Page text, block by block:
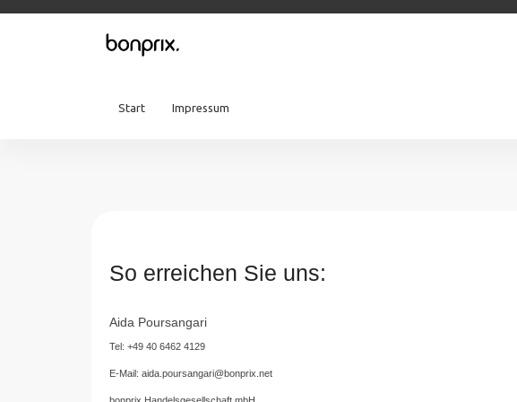
Start Impressum
So erreichen Sie uns:
Aida Poursangari
Tel: +49 40 6462 4129
E-Mail: aida.poursangari@bonprix.net